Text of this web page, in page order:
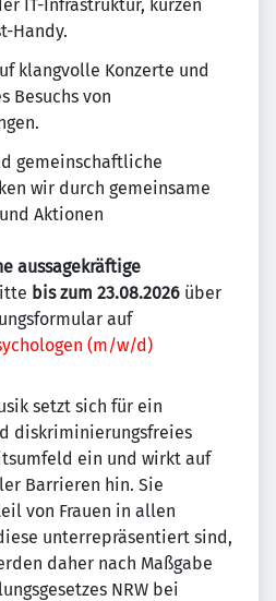
IT-Infrastruktur, kurzen
Handy.
klangvolle Konzerte und
Besuchs von
gemeinschaftliche
wir durch gemeinsame
Aktionen
aussagekräftige
bis zum 23.08.2026 über
auf
(m/w/d)
setzt sich für ein
diskriminierungsfreies
ein und wirkt auf
Barrieren hin. Sie
von Frauen in allen
unterrepräsentiert sind,
daher nach Maßgabe
NRW bei